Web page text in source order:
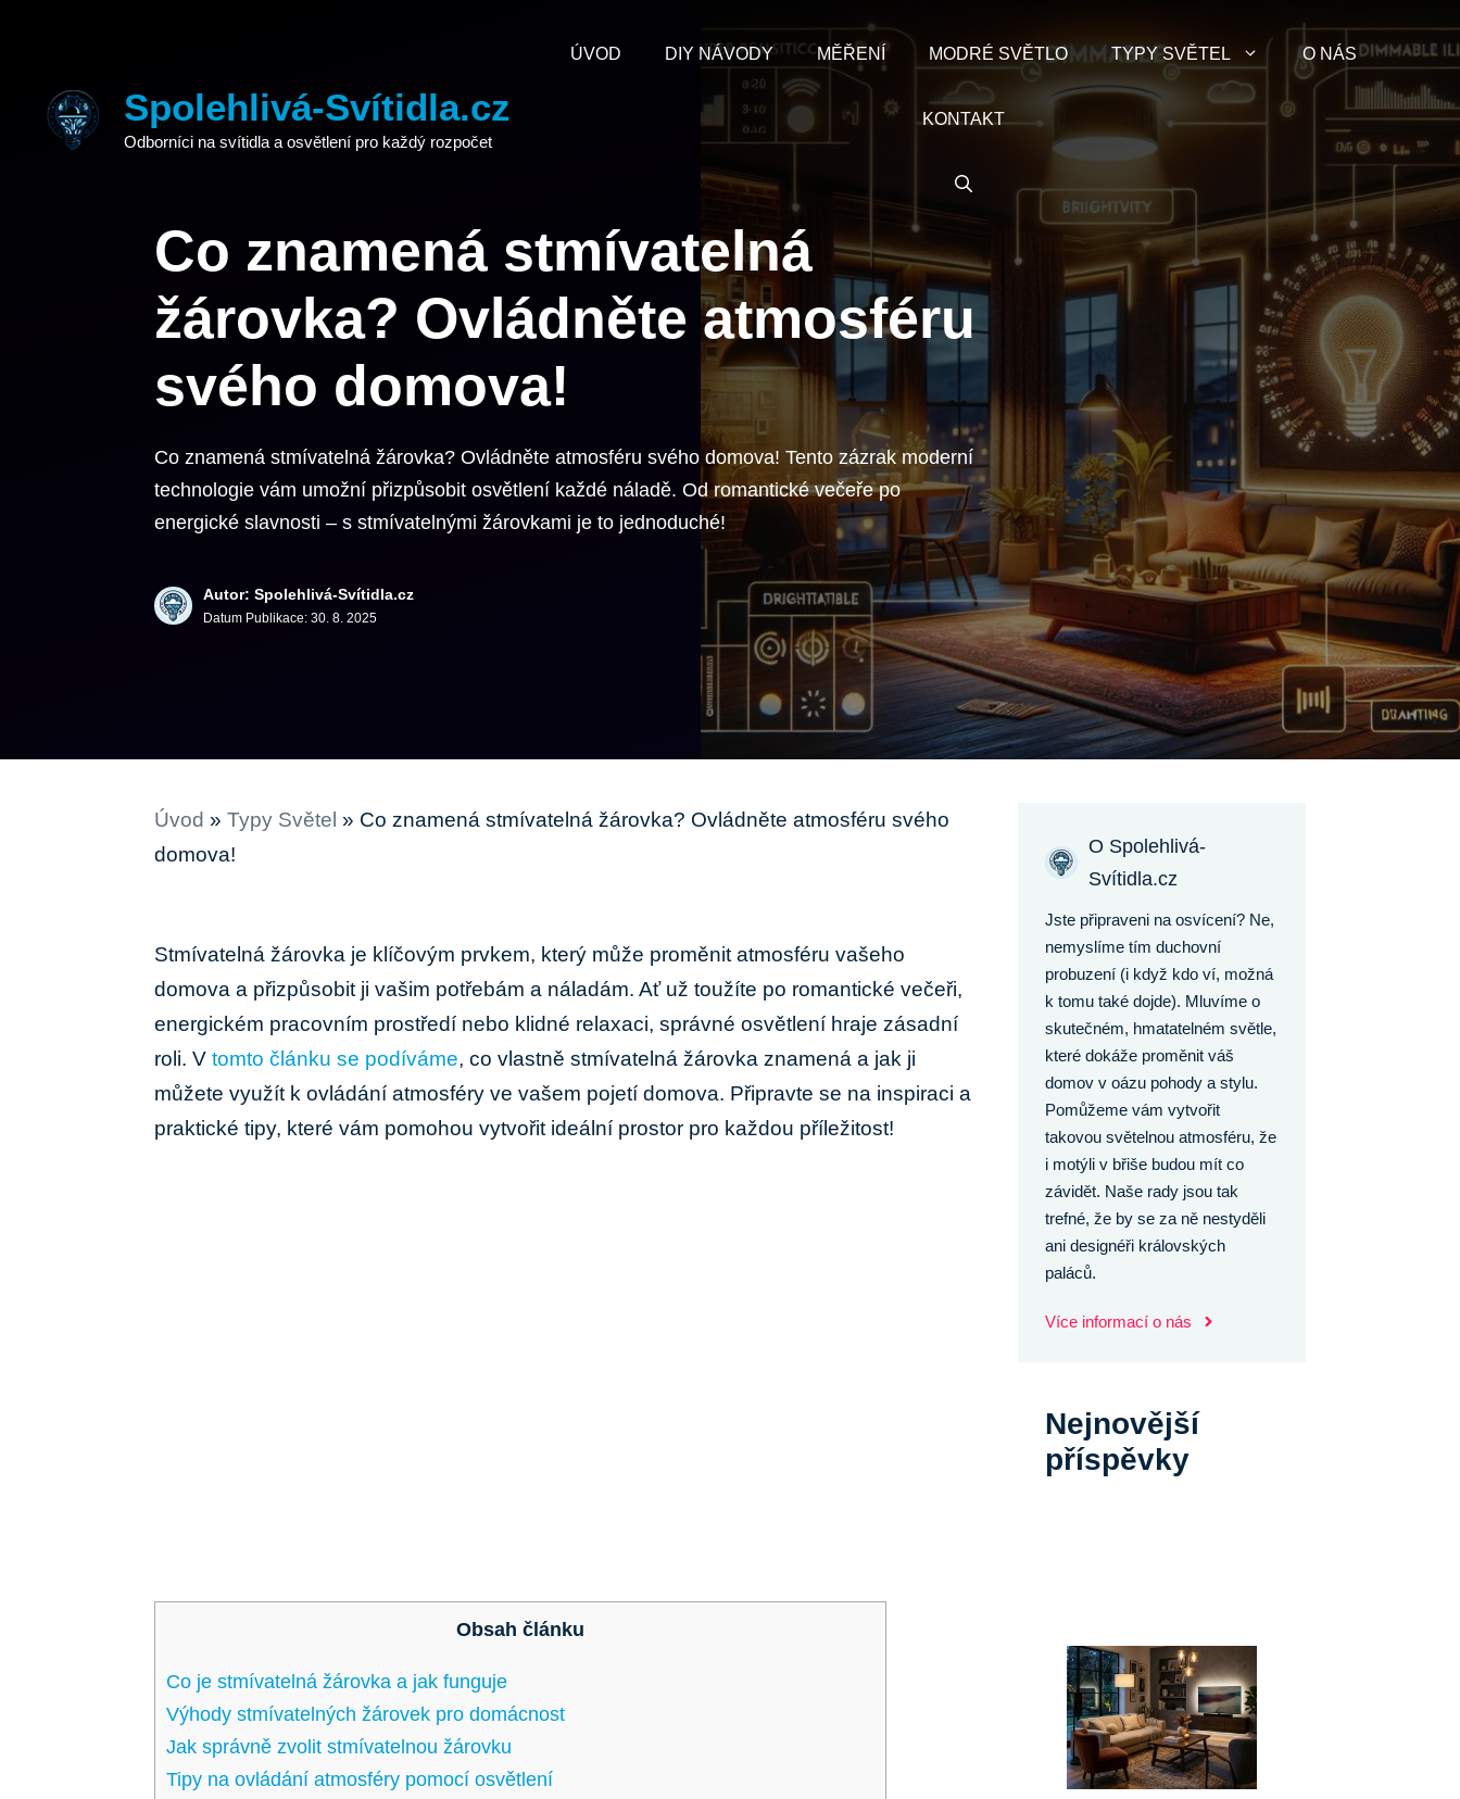
Spolehlivá-Svítidla.cz
Odborníci na svítidla a osvětlení pro každý rozpočet
ÚVOD DIY NÁVODY MĚŘENÍ MODRÉ SVĚTLO TYPY SVĚTEL O NÁS
KONTAKT
Co znamená stmívatelná
žárovka? Ovládněte atmosféru
svého domova!
Co znamená stmívatelná žárovka? Ovládněte atmosféru svého domova! Tento zázrak moderní
technologie vám umožní přizpůsobit osvětlení každé náladě. Od romantické večeře po
energické slavnosti – s stmívatelnými žárovkami je to jednoduché!
Autor: Spolehlivá-Svítidla.cz
Datum Publikace: 30. 8. 2025
Úvod » Typy Světel » Co znamená stmívatelná žárovka? Ovládněte atmosféru svého
domova!
Stmívatelná žárovka ‍je⁢ klíčovým prvkem,⁤ který může proměnit‍ atmosféru vašeho
domova⁢ a přizpůsobit ji vašim potřebám a náladám. Ať ​už toužíte po romantické⁣ večeři,
energickém pracovním prostředí nebo klidné relaxaci, správné osvětlení hraje zásadní
roli. V ⁢ tomto článku se‍ podíváme, co vlastně stmívatelná ‌žárovka znamená‌ a jak ji
můžete využít ‍k ovládání⁤ atmosféry ve vašem pojetí domova. Připravte se na inspiraci a
praktické tipy,​ které vám pomohou vytvořit ideální prostor pro každou ​příležitost!
Obsah článku
Co je stmívatelná žárovka a ​jak funguje
Výhody stmívatelných žárovek pro domácnost
Jak správně zvolit stmívatelnou⁢ žárovku
Tipy na ovládání atmosféry pomocí osvětlení
O Spolehlivá-
Svítidla.cz
Jste připraveni na osvícení? Ne,
nemyslíme tím duchovní
probuzení (i když kdo ví, možná
k tomu také dojde). Mluvíme o
skutečném, hmatatelném světle,
které dokáže proměnit váš
domov v oázu pohody a stylu.
Pomůžeme vám vytvořit
takovou světelnou atmosféru, že
i motýli v břiše budou mít co
závidět. Naše rady jsou tak
trefné, že by se za ně nestyděli
ani designéři královských
paláců.
Více informací o nás
Nejnovější
příspěvky